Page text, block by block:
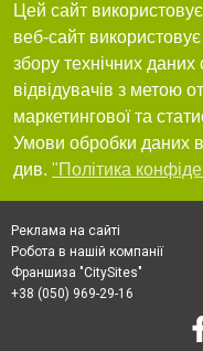
Цей сайт
веб-сайт використовує
збору технічних даних
відвідувачів з метою
маркетингової та
Умови обробки даних
див. "Політика
Реклама на сайті
Робота в нашій компанії
Франшиза "CitySites"
+38 (050) 969-29-16